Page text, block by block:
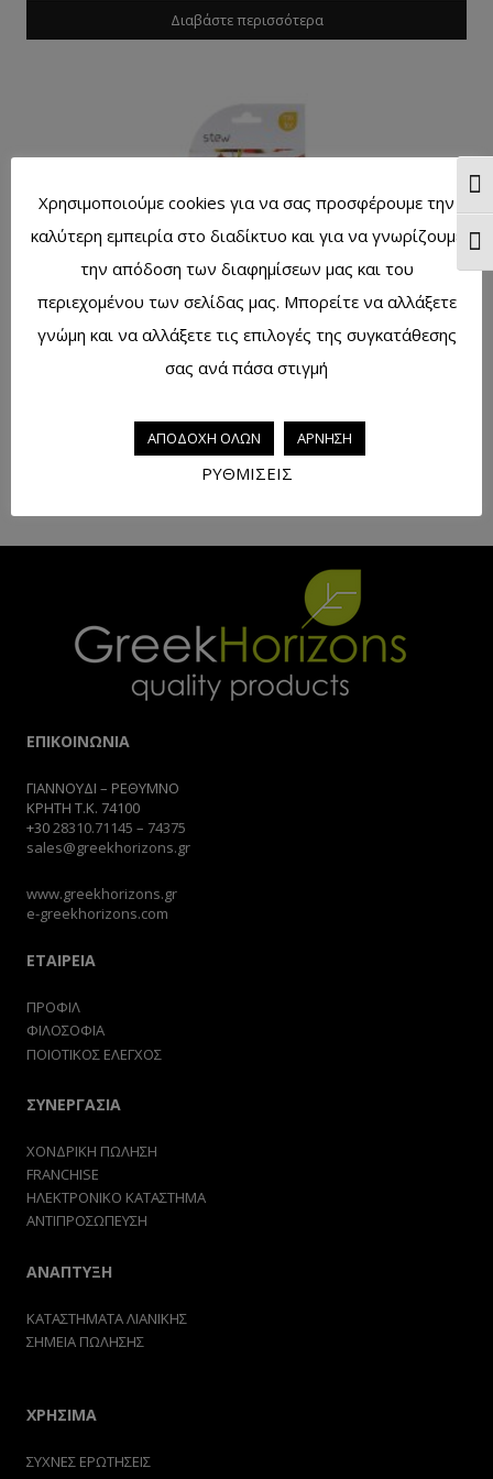
Διαβάστε περισσότερα
Διαβάστε περισσότερα
ΕΠΙΚΟΙΝΩΝΙΑ
ΓΙΑΝΝΟΥΔΙ – ΡΕΘΥΜΝΟ
ΚΡΗΤΗ Τ.Κ. 74100
+3028310.71145 – 74375
sales@greekhorizons.gr
www.greekhorizons.gr
e-greekhorizons.com
ΕΤΑΙΡΕΙΑ
ΠΡΟΦΙΛ
ΦΙΛΟΣΟΦΙΑ
ΠΟΙΟΤΙΚΟΣ ΕΛΕΓΧΟΣ
ΣΥΝΕΡΓΑΣΙΑ
ΧΟΝΔΡΙΚΗ ΠΩΛΗΣΗ
FRANCHISE
ΗΛΕΚΤΡΟΝΙΚΟ ΚΑΤΑΣΤΗΜΑ
ΑΝΤΙΠΡΟΣΩΠΕΥΣΗ
ΑΝΑΠΤΥΞΗ
ΚΑΤΑΣΤΗΜΑΤΑ ΛΙΑΝΙΚΗΣ
ΣΗΜΕΙΑ ΠΩΛΗΣΗΣ
ΧΡΗΣΙΜΑ
ΣΥΧΝΕΣ ΕΡΩΤΗΣΕΙΣ
Χρησιμοποιούμε cookies για να σας προσφέρουμε την
καλύτερη εμπειρία στο διαδίκτυο και για να γνωρίζουμε
την απόδοση των διαφημίσεων μας και του
περιεχομένου των σελίδας μας. Μπορείτε να αλλάξετε
γνώμη και να αλλάξετε τις επιλογές της συγκατάθεσης
σας ανά πάσα στιγμή
ΑΠΟΔΟΧΗ ΟΛΩΝ ΑΡΝΗΣΗ
ΡΥΘΜΙΣΕΙΣ